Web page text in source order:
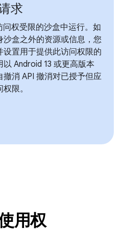
求
权受限的沙盒中运行。如
盒之外的资源或信息，您
置用于提供此访问权限的
Android 13 或更高版本
消 API 撤消对已授予但应
限。
用权